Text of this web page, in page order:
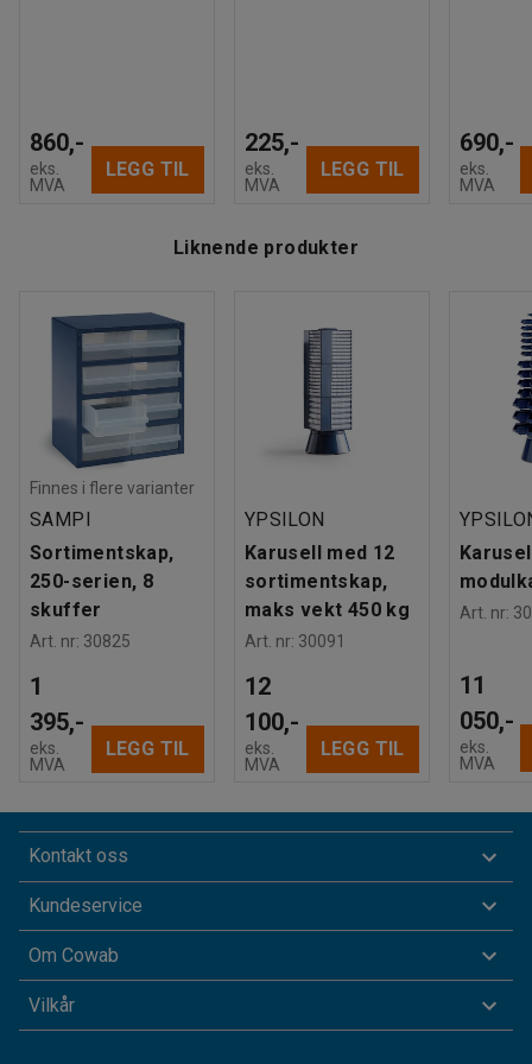
860,-
eks.
MVA
LEGG TIL
225,-
eks.
MVA
LEGG TIL
690,-
eks.
MVA
Liknende produkter
Finnes i flere varianter
SAMPI
Sortimentskap,
250-serien, 8
skuffer
Art. nr: 30825
1
395,-
eks.
MVA
LEGG TIL
YPSILON
Karusell med 12
sortimentskap,
maks vekt 450 kg
Art. nr: 30091
12
100,-
eks.
MVA
LEGG TIL
Art. nr:
11
050,-
eks.
MVA
Kontakt oss
Kundeservice
Om Cowab
Vilkår